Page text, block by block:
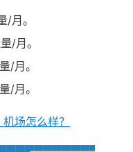
月。
/月。
/月。
/月。
场怎么样？